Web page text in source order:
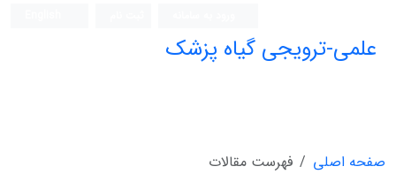
علمی-ترویجی گیاه پزشک
صفحه اصلی
فهرست مقالات